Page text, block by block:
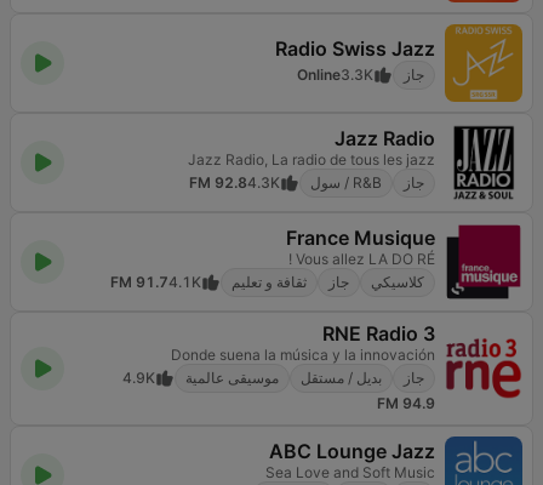
Radio Swiss Jazz
جاز 3.3K
Online
Jazz Radio
Jazz Radio, La radio de tous les jazz
جاز
R&B / سول 4.3K
92.8 FM
France Musique
Vous allez LA DO RÉ !
كلاسيكي
جاز ثقافة و تعليم 4.1K
91.7 FM
RNE Radio 3
Donde suena la música y la innovación
جاز
بديل / مستقل موسيقى عالمية
4.9K
94.9 FM
ABC Lounge Jazz
Sea Love and Soft Music